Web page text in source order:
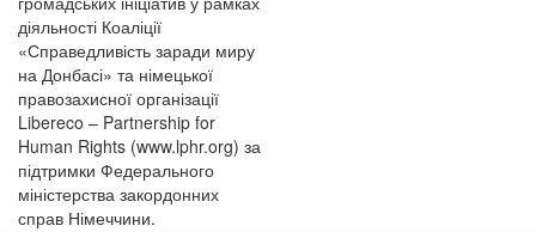
діяльності Коаліції
«Справедливість заради миру
на Донбасі» та німецької
правозахисної організації
Libereco – Partnership for
Human Rights (www.lphr.org) за
підтримки Федерального
міністерства закордонних
справ Німеччини.